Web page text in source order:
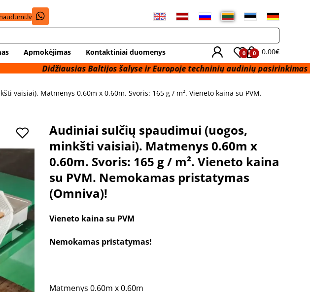
Apmokėjimas Kontaktiniai duomenys 0 0 0.00€
Didžiausias Baltijos šalyse ir Europoje techninių audinių pasirinkimas iš
vaisiai). Matmenys 0.60m x 0.60m. Svoris: 165 g / m². Vieneto kaina su PVM.
Audiniai sulčių spaudimui (uogos,
minkšti vaisiai). Matmenys 0.60m x
0.60m. Svoris: 165 g / m². Vieneto kaina
su PVM. Nemokamas pristatymas
(Omniva)!
Vieneto kaina su PVM
Nemokamas pristatymas!
Matmenys 0.60m x 0.60m